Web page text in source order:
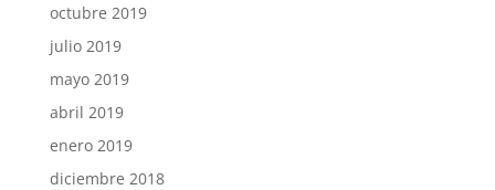
octubre 2019
julio 2019
mayo 2019
abril 2019
enero 2019
diciembre 2018